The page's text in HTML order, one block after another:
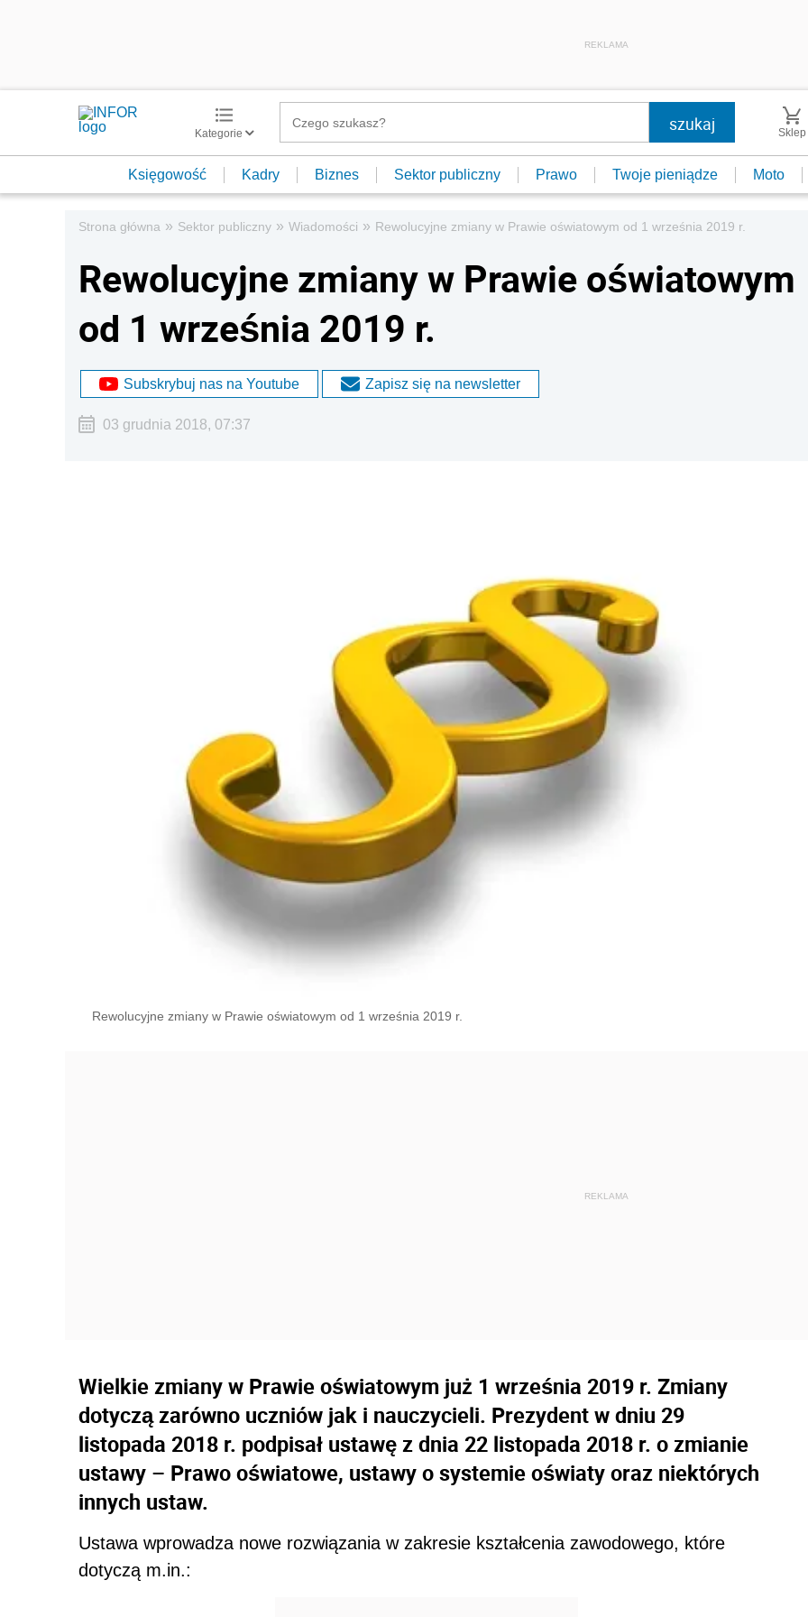
REKLAMA
Kategorie Sklep
Księgowość Kadry Biznes Sektor publiczny Prawo Twoje pieniądze Moto
Strona główna » Sektor publiczny » Wiadomości » Rewolucyjne zmiany w Prawie oświatowym od 1 września 2019 r.
Rewolucyjne zmiany w Prawie oświatowym
od 1 września 2019 r.
Subskrybuj nas na Youtube Zapisz się na newsletter
03 grudnia 2018, 07:37
Rewolucyjne zmiany w Prawie oświatowym od 1 września 2019 r.
Wielkie zmiany w Prawie oświatowym już 1 września 2019 r. Zmiany
dotyczą zarówno uczniów jak i nauczycieli. Prezydent w dniu 29
listopada 2018 r. podpisał ustawę z dnia 22 listopada 2018 r. o zmianie
ustawy – Prawo oświatowe, ustawy o systemie oświaty oraz niektórych
innych ustaw.
Ustawa wprowadza nowe rozwiązania w zakresie kształcenia zawodowego, które
dotyczą m.in.: